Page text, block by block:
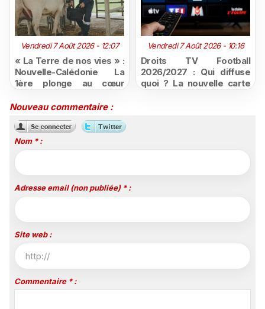
Vendredi 7 Août 2026 - 12:07
« La Terre de nos vies » :
Nouvelle-Calédonie La
1ère plonge au cœur
mutation
Vendredi 7 Août 2026 - 10:16
Droits TV Football
2026/2027 : Qui diffuse
quoi ? La nouvelle carte
Nouveau commentaire :
Nom * :
Adresse email (non publiée) * :
Site web :
Commentaire * :